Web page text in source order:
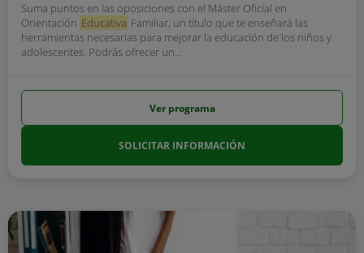
Suma puntos en las oposiciones con el Máster Oficial en
Orientación Educativa Familiar, un título que te enseñará las
herramientas necesarias para mejorar la educación de los niños y
adolescentes. Podrás ofrecer un...
Ver programa
SOLICITAR INFORMACIÓN